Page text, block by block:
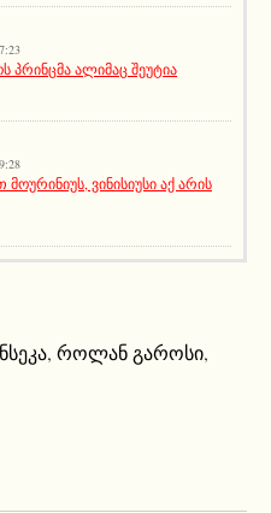
პრინცმა ალიმაც შეუტია
მოურინიუს, ვინისიუსი აქ არის
, როლან გაროსი,